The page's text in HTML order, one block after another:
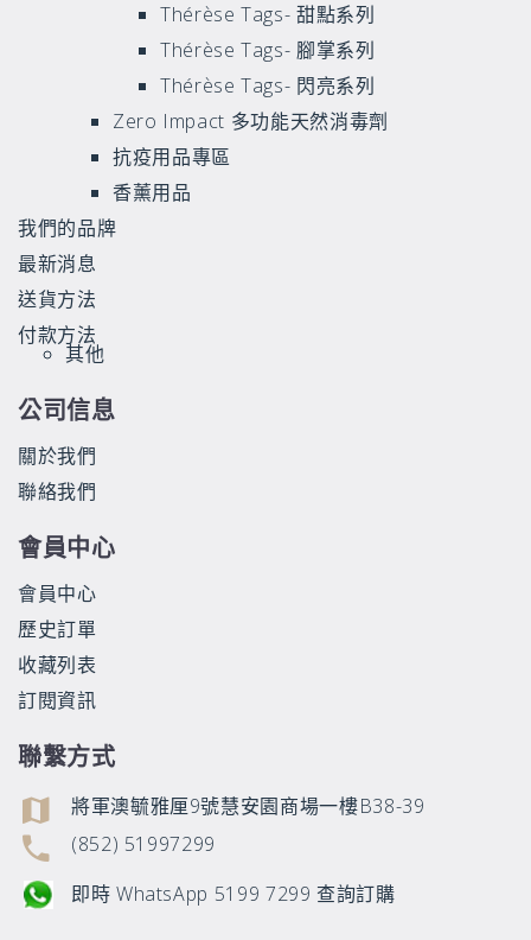
Thérèse Tags- 甜點系列
Thérèse Tags- 腳掌系列
Thérèse Tags- 閃亮系列
Zero Impact 多功能天然消毒劑
抗疫用品專區
香薰用品
我們的品牌
最新消息
送貨方法
付款方法
其他
公司信息
關於我們
聯絡我們
會員中心
會員中心
歷史訂單
收藏列表
訂閱資訊
聯繫方式
將軍澳毓雅厘9號慧安園商場一樓B38-39
(852) 51997299
即時 WhatsApp 5199 7299 查詢訂購